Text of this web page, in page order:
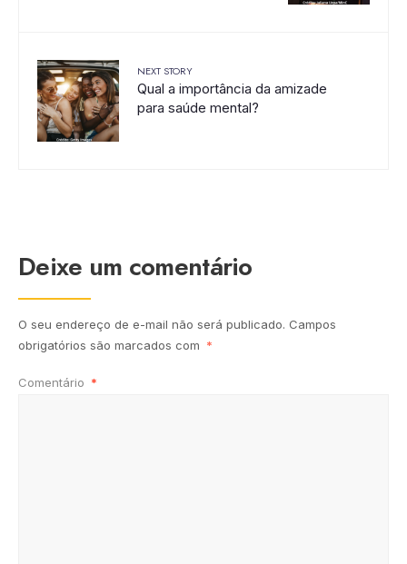
NEXT STORY
Qual a importância da amizade
para saúde mental?
Deixe um comentário
O seu endereço de e-mail não será publicado. Campos
obrigatórios são marcados com *
Comentário *